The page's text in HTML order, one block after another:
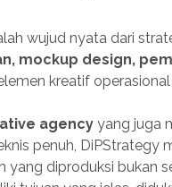
wujud nyata dari
mockup design,
kreatif operasional
agencyyang juga
penuh, DiPStrategy
yang diproduksi bukan